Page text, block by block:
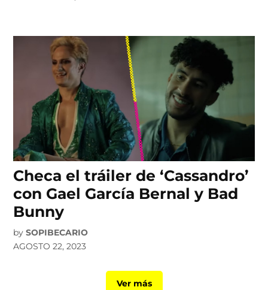
Checa el tráiler de ‘Cassandro’
con Gael García Bernal y Bad
Bunny
by SOPIBECARIO
AGOSTO 22, 2023
Ver más